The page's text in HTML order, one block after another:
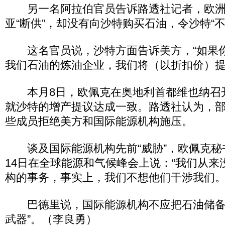
另一名阿拉伯官员告诉路透社记者，欧
亚“断供”，却没有向沙特购买石油，令沙特“
这名官员说，沙特方面告诉美方，“如果
我们石油的炼油企业，我们将（以折扣价）
本月8日，欧佩克在奥地利首都维也纳召
就沙特的增产提议达成一致。路透社认为，
些成员拒绝美方和国际能源机构施压。
谈及国际能源机构先前“威胁”，欧佩克秘
14日在全球能源和气候峰会上说：“我们从来
构的事务，事实上，我们不想他们干涉我们
巴德里说，国际能源机构不应把石油储备
武器”。（李良勇）